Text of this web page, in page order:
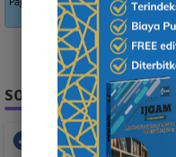
SOCIAL PLUGIN
Facebook